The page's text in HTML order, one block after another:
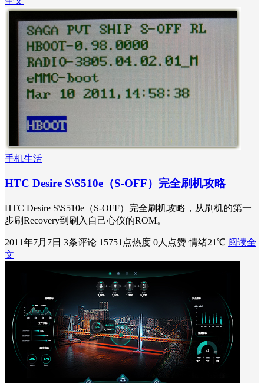
手机生活
HTC Desire S\S510e（S-OFF）完全刷机攻略
HTC Desire S\S510e（S-OFF）完全刷机攻略，从刷机的第一
步刷Recovery到刷入自己心仪的ROM。
2011年7月7日 3条评论 15751点热度 0人点赞 情绪21℃ 阅读全
文